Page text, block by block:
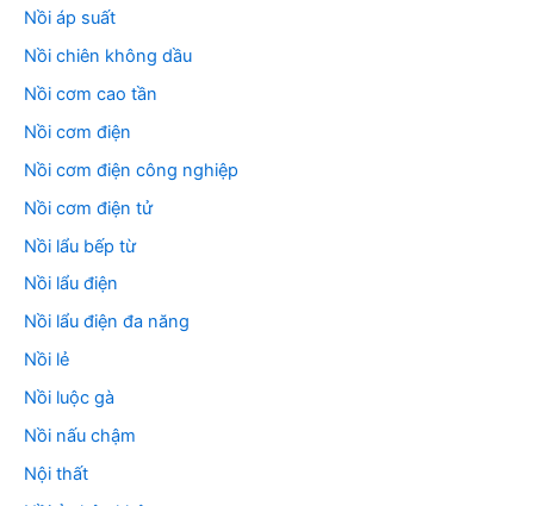
Nồi áp suất
Nồi chiên không dầu
Nồi cơm cao tần
Nồi cơm điện
Nồi cơm điện công nghiệp
Nồi cơm điện tử
Nồi lẩu bếp từ
Nồi lẩu điện
Nồi lẩu điện đa năng
Nồi lẻ
Nồi luộc gà
Nồi nấu chậm
Nội thất